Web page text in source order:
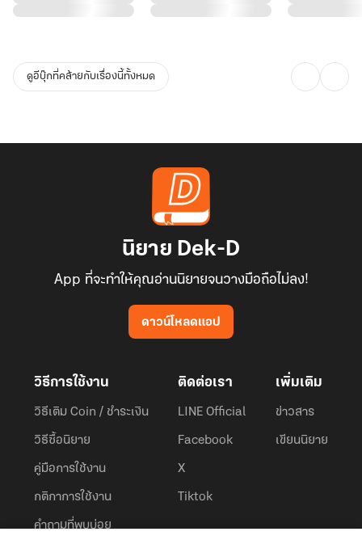
ดูอีบุ๊กที่คล้ายกับเรื่องนี้ทั้งหมด
นิยาย Dek-D
App ที่จะทำให้คุณอ่านนิยายจนวางมือถือไม่ลง!
ดาวน์โหลดแอป
วิธีการใช้งาน
วิธีเติม Coin / ชำระเงิน
วิธีซื้อนิยาย
คู่มือการใช้งาน
กติกาการใช้งาน
คำถามที่พบบ่อย
ติดต่อเรา
LINE Official
Facebook
X
Tiktok
เพิ่มเติม
ข่าวสาร
เขียนนิยาย